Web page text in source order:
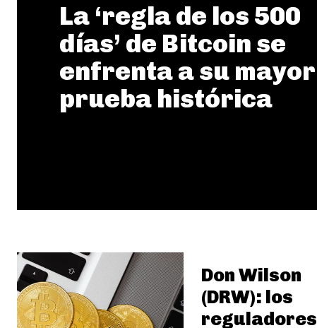
La ‘regla de los 500
días’ de Bitcoin se
enfrenta a su mayor
prueba histórica
Don Wilson
(DRW): los
reguladores